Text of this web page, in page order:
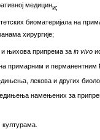
медицини;
биоматеријала на
хирургије;
и њихова припрема за in vivo
примарним и перманентним
лекова и других
намењених за